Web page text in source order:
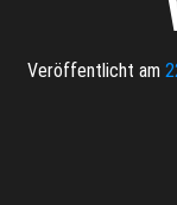
Veröffentlicht am